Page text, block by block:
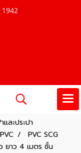
ละประปา
PVC SCG
ยาว 4 เมตร ชั้น